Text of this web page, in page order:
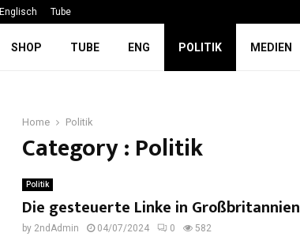
Englisch Tube
SHOP TUBE ENG POLITIK MEDIEN
Home Politik
Category : Politik
Politik
Die gesteuerte Linke in Großbritannien
by 2ndAdmin 04/07/2024 0 582